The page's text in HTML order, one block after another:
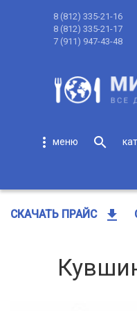
8 (812) 335-21-16
8 (812) 335-21-17
7 (911) 947-43-48
more_vert search
СКАЧАТЬ ПРАЙС get_app